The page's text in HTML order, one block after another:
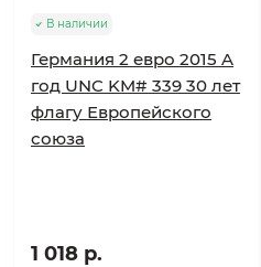
В наличии
Германия 2 евро 2015 A
год UNC KM# 339 30 лет
флагу Европейского
союза
1 018 р.